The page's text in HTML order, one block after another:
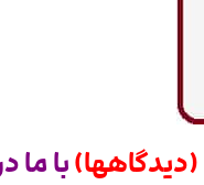
(دیدگاهها)با ما